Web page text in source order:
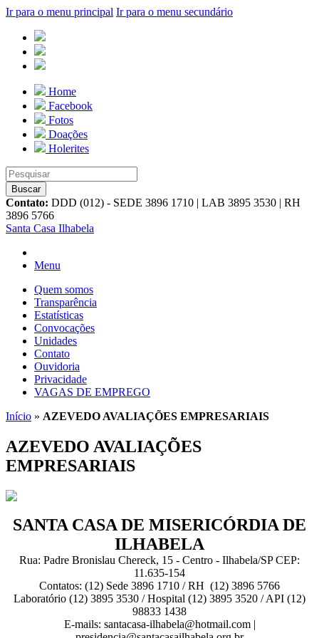
Ir para o menu principal Ir para o menu secundário
Home
Facebook
Fotos
Doações
Holerites
Contato: DDD (012) - SEDE 3896 1710 | LAB 3895 3530 | RH
3896 5766
Santa Casa Ilhabela
Menu
Quem somos
Transparência
Estatísticas
Convocações
Unidades
Contato
Ouvidoria
Privacidade
VAGAS DE EMPREGO
Início » AZEVEDO AVALIAÇÕES EMPRESARIAIS
AZEVEDO AVALIAÇÕES
EMPRESARIAIS
SANTA CASA DE MISERICÓRDIA DE
ILHABELA
Rua: Padre Bronislau Chereck, 15 - Centro - Ilhabela/SP CEP:
11.635-154
Contatos: (12) Sede 3896 1710 / RH (12) 3896 5766
Laboratório (12) 3895 3530 / Hospital (12) 3895 3520 / API (12)
98833 1438
E-mails: santacasa-ilhabela@hotmail.com |